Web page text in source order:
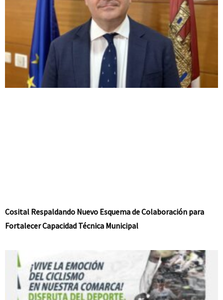
Cosital Respaldando Nuevo Esquema de Colaboración para
Fortalecer Capacidad Técnica Municipal